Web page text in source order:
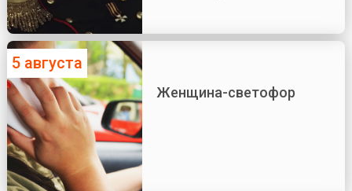
5 августа
Женщина-светофор